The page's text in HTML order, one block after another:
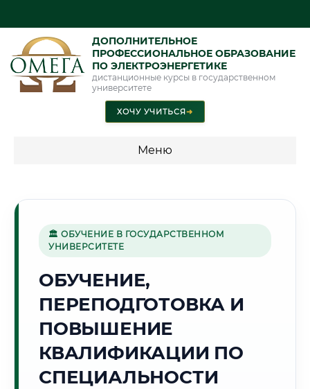
ДОПОЛНИТЕЛЬНОЕ
ПРОФЕССИОНАЛЬНОЕ ОБРАЗОВАНИЕ
ПО ЭЛЕКТРОЭНЕРГЕТИКЕ
дистанционные курсы в государственном
университете
ХОЧУ УЧИТЬСЯ➜
Меню
🧵
Г. МАРГИЛОН
Точное местное время:
23:37:17
Суббота, 8 Августа
2026 г.
🏛 ОБУЧЕНИЕ В ГОСУДАРСТВЕННОМ
УНИВЕРСИТЕТЕ
ОБУЧЕНИЕ,
ПЕРЕПОДГОТОВКА И
ПОВЫШЕНИЕ
КВАЛИФИКАЦИИ ПО
СПЕЦИАЛЬНОСТИ